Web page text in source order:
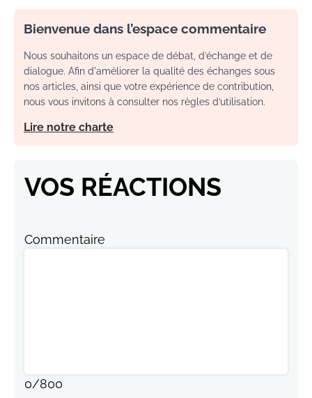
Bienvenue dans l’espace commentaire
Nous souhaitons un espace de débat, d’échange et de
dialogue. Afin d'améliorer la qualité des échanges sous
nos articles, ainsi que votre expérience de contribution,
nous vous invitons à consulter nos règles d’utilisation.
Lire notre charte
VOS RÉACTIONS
Commentaire
0/800